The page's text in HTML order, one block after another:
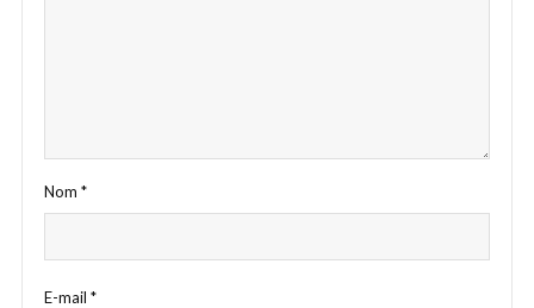
Nom *
E-mail *